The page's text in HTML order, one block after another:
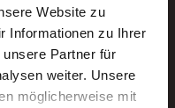
Website zu
Informationen zu Ihrer
Partner für
weiter. Unsere
möglicherweise mit
von AWO